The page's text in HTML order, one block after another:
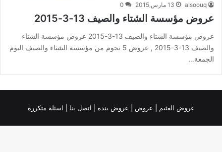
alsoouq 13 مارس,2015 0
عروض مؤسسة الشتاء والصيف 13-3-2015
عروض مؤسسة الشتاء والصيف 13-3-2015 عروض مؤسسة الشتاء
والصيف 13-3-2015 , عروض 5 نجوم من مؤسسة الشتاء والصيف اليوم
الجمعة…
عروض العثيم عروض عروض بنده | اتصل بنا | اسئلة متكررة